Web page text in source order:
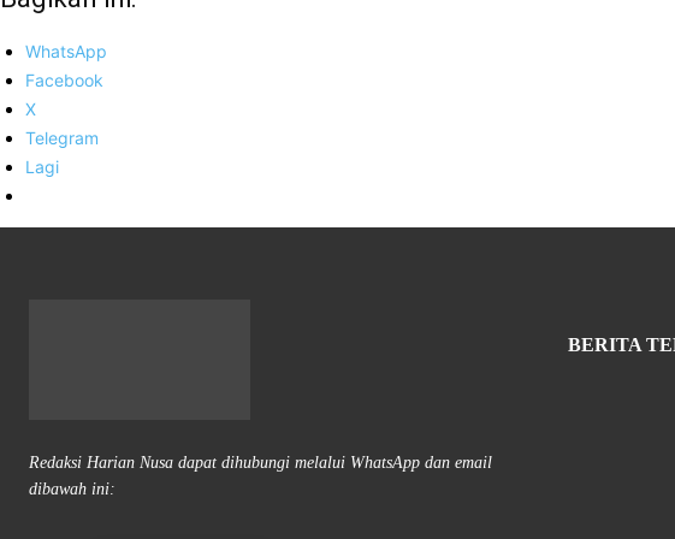
WhatsApp
Facebook
X
Telegram
Lagi
Redaksi Harian Nusa dapat dihubungi melalui WhatsApp dan email
dibawah ini:
BERITA